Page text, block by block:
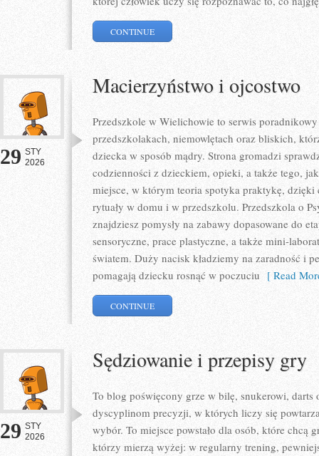
CONTINUE
29 STY
2026
Macierzyństwo i ojcostwo
Przedszkole w Wielichowie to serwis
przedszkolakach, niemowlętach oraz bliskich,
dziecka w sposób mądry. Strona gromadzi
codzienności z dzieckiem, opieki, a także tego,
miejsce, w którym teoria spotyka praktykę, dzięki
rytuały w domu i w przedszkolu. Przedszkola o
znajdziesz pomysły na zabawy dopasowane do
sensoryczne, prace plastyczne, a także mini-
światem. Duży nacisk kładziemy na zaradność i
pomagają dziecku rosnąć w poczuciu [ Read
CONTINUE
29 STY
2026
Sędziowanie i przepisy gry
To blog poświęcony grze w bilę, snukerowi, darts
dyscyplinom precyzji, w których liczy się
wybór. To miejsce powstało dla osób, które chcą
którzy mierzą wyżej: w regularny trening,